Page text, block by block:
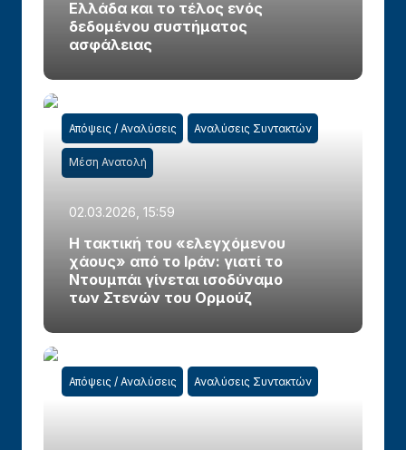
Ελλάδα και το τέλος ενός
δεδομένου συστήματος
ασφάλειας
Απόψεις / Αναλύσεις Αναλύσεις Συντακτών
Μέση Ανατολή
02.03.2026, 15:59
Η τακτική του «ελεγχόμενου
χάους» από το Ιράν: γιατί το
Ντουμπάι γίνεται ισοδύναμο
των Στενών του Ορμούζ
Απόψεις / Αναλύσεις Αναλύσεις Συντακτών